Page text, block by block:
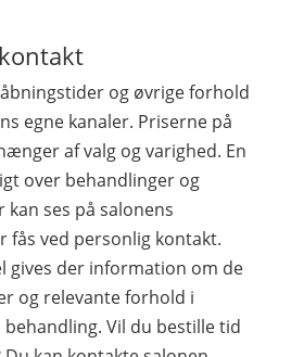
og øvrige forhold
egne kanaler. Priserne på
af valg og varighed. En
over behandlinger og
ses på salonens
fås ved personlig kontakt.
gives der information om de
og relevante forhold i
Vil du bestille tid